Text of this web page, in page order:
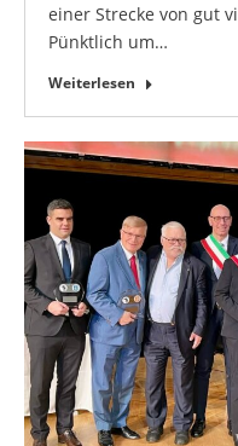
einer Strecke von gut
Pünktlich um…
Weiterlesen